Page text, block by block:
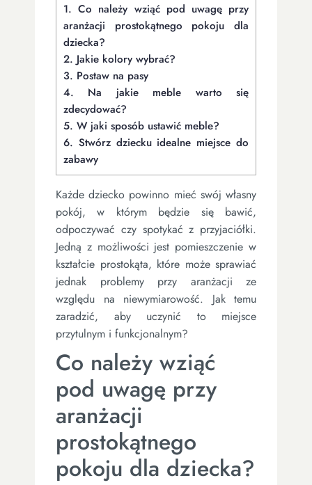
1. Co należy wziąć pod uwagę przy
aranżacji prostokątnego pokoju dla
dziecka?
2. Jakie kolory wybrać?
3. Postaw na pasy
4. Na jakie meble warto się
zdecydować?
5. W jaki sposób ustawić meble?
6. Stwórz dziecku idealne miejsce do
zabawy
Każde dziecko powinno mieć swój własny
pokój, w którym będzie się bawić,
odpoczywać czy spotykać z przyjaciółki.
Jedną z możliwości jest pomieszczenie w
kształcie prostokąta, które może sprawiać
jednak problemy przy aranżacji ze
względu na niewymiarowość. Jak temu
zaradzić, aby uczynić to miejsce
przytulnym i funkcjonalnym?
Co należy wziąć
pod uwagę przy
aranżacji
prostokątnego
pokoju dla dziecka?